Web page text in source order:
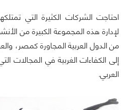
احتاجت الشركات الكثيرة التي
لإدارة هذه المجموعة الكبيرة من
من الدول العربية المجاورة كمصر،
إلى الكفاءات الغربية في المجالات
العربي.